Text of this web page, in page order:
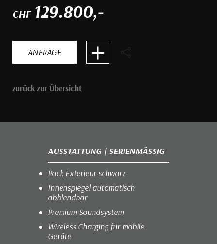
CHF 129.800,-
ANFRAGE
zurück zur Übersicht
AUSSTATTUNG | SERIENMÄSSIG
Pack Exterieur schwarz
Innenspiegel automatisch
abblendbar
Premium-Soundsystem
Wireless Charging für mobile
Geräte